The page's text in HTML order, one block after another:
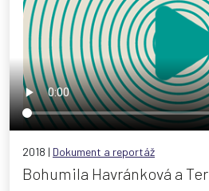
2018 | Dokument a reportáž
Bohumila Havránková a